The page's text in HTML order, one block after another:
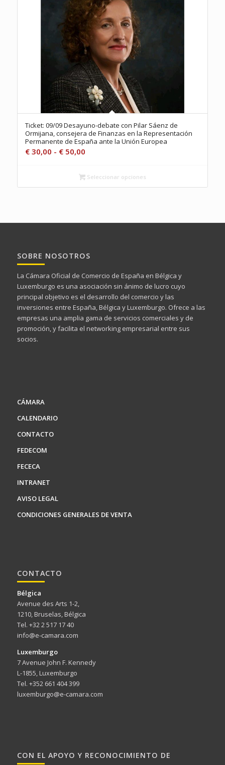
Ticket: 09/09 Desayuno-debate con Pilar Sáenz de
Ormijana, consejera de Finanzas en la Representación
Permanente de España ante la Unión Europea
€30,00 - €50,00Rango
precios:
desde
€ 50,00
Seleccionar opciones
SOBRE NOSOTROS
La Cámara Oficial de Comercio de España en Bélgica y
Luxemburgo es una asociación sin ánimo de lucro cuyo
principal objetivo es el desarrollo del comercio y las
inversiones entre España, Bélgica y Luxemburgo. Ofrece a las
empresas una amplia gama de servicios comerciales y de
promoción, y facilita el networking empresarial entre sus
socios.
CÁMARA
CALENDARIO
CONTACTO
FEDECOM
FECECA
INTRANET
AVISO LEGAL
CONDICIONES GENERALES DE VENTA
CONTACTO
Bélgica
Avenue des Arts 1-2,
1210, Bruselas, Bélgica
Tel. +32 2 517 17 40
info@e-camara.com
Luxemburgo
7 Avenue John F. Kennedy
L-1855, Luxemburgo
Tel. +352 661 404 399
luxemburgo@e-camara.com
CON EL APOYO Y RECONOCIMIENTO DE